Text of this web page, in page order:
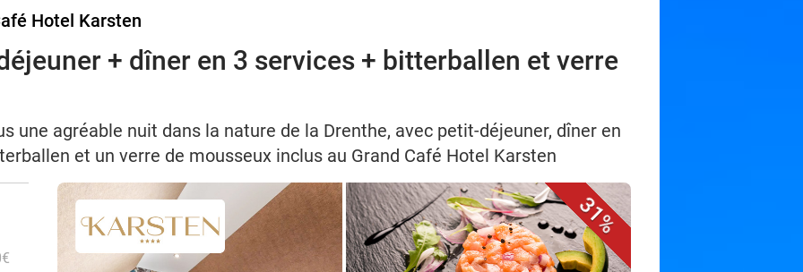
Hotel Karsten
+ dîner en 3 services + bitterballen et verre
une agréable nuit dans la nature de la Drenthe, avec petit-déjeuner, dîner en
et un verre de mousseux inclus au Grand Café Hotel Karsten
31%